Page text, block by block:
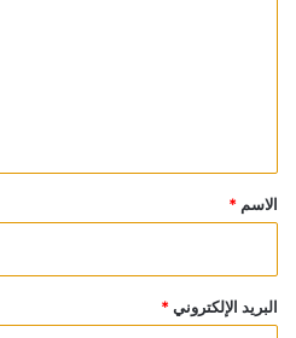
*
الاسم *
البريد الإلكتروني*